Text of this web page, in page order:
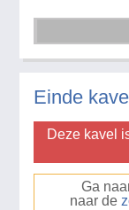
Einde
Deze kavel
Ga
naar de